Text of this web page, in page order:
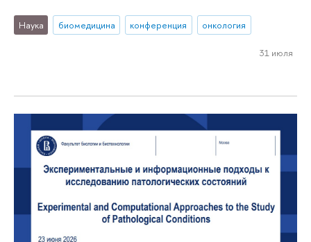
Наука биомедицина конференция онкология
31 июля